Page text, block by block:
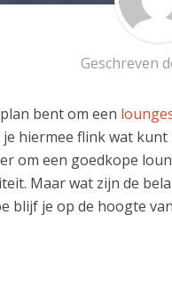
Geschreven
bent om een
hiermee flink wat
om een goedkope
Maar wat zijn de
blijf je op de hoogte